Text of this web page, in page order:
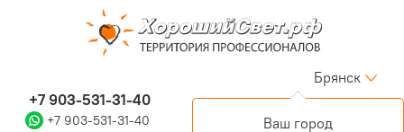
+7 903-531-31-40
+7 903-531-31-40
Брянск
Ваш город